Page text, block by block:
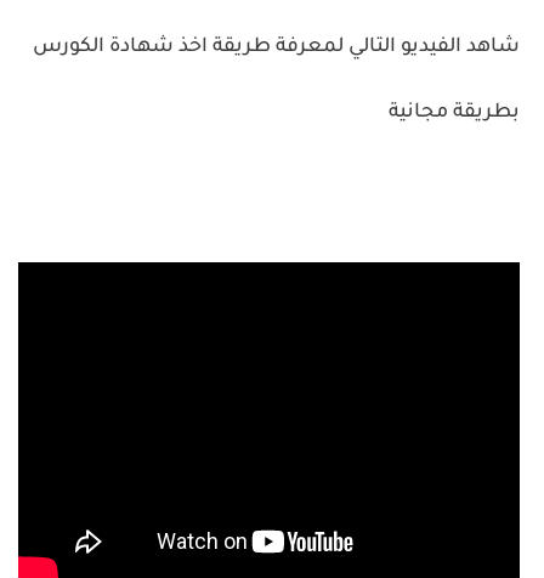
شاهد الفيديو التالي لمعرفة طريقة اخذ شهادة الكورس
بطريقة مجانية